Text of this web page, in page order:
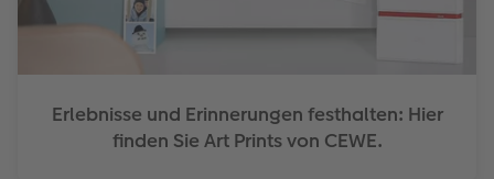
Erlebnisse und Erinnerungen festhalten: Hier
finden Sie Art Prints von CEWE.